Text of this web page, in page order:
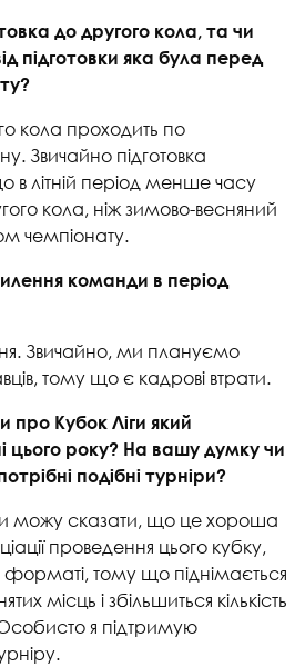
до другого кола, та чи
підготовки яка була перед
кола проходить по
Звичайно підготовка
в літній період менше часу
кола, ніж зимово-весняний
чемпіонату.
команди в період
Звичайно, ми плануємо
тому що є кадрові втрати.
Кубок Ліги який
цього року? На вашу думку чи
подібні турніри?
можу сказати, що це хороша
проведення цього кубку,
тому що піднімається
місць і збільшиться кількість
я підтримую